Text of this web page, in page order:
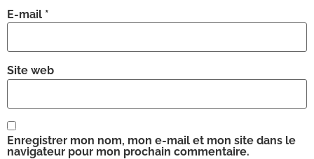
E-mail *
Site web
Enregistrer mon nom, mon e-mail et mon site dans le
navigateur pour mon prochain commentaire.